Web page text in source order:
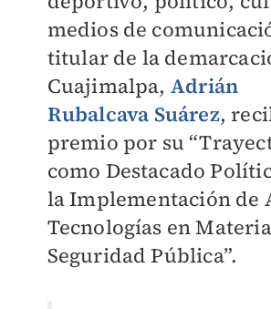
medios de
titular de la
Cuajimalpa, Adrián
Rubalcava Suárez,
premio por su
como Destacado
laImplementación de
Tecnologías en
Seguridad Pública”.